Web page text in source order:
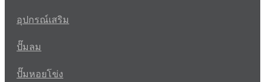
อุปกรณ์เสริม
ปั๊มลม
ปั๊มหอยโข่ง